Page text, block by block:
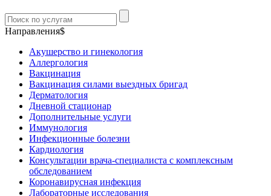
Направления$
Акушерство и гинекология
Аллергология
Вакцинация
Вакцинация силами выездных бригад
Дерматология
Дневной стационар
Дополнительные услуги
Иммунология
Инфекционные болезни
Кардиология
Консультации врача-специалиста с комплексным
обследованием
Коронавирусная инфекция
Лабораторные исследования